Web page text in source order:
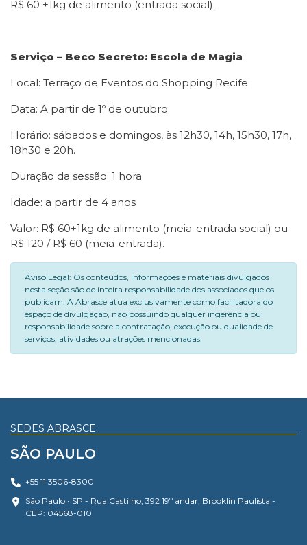
R$ 60 +1kg de alimento (entrada social).
Serviço – Beco Secreto: Escola de Magia
Local: Terraço de Eventos do Shopping Recife
Data: A partir de 1º de outubro
Horário: sábados e domingos, às 12h30, 14h, 15h30, 17h,
18h30 e 20h.
Duração da sessão: 1 hora
Idade: a partir de 4 anos
Valor: R$ 60+1kg de alimento (meia-entrada social) ou
R$ 120 / R$ 60 (meia-entrada).
Aviso Legal: Os conteúdos, informações e materiais divulgados
nesta seção são de inteira responsabilidade dos associados que os
publicam. A Abrasce atua exclusivamente como facilitadora do
espaço de divulgação, não possuindo qualquer ingerência ou
responsabilidade sobre a contratação, execução ou qualidade de
serviços, atividades ou atrações mencionadas.
SEDES ABRASCE
SÃO PAULO
+55 11 3506-8300
São Paulo • SP - Rua Castilho, 392 19º andar, Brooklin Paulista -
CEP: 04568-010